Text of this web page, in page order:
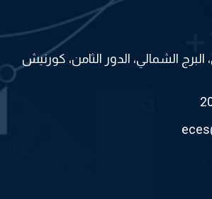
البرج الشمالي، الدور الثامن، كورنيش